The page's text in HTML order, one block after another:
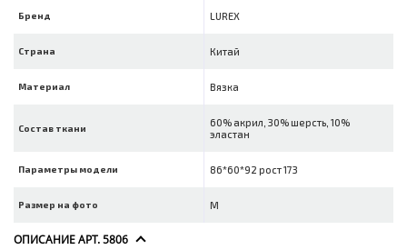
Бренд LUREX
Страна Китай
Материал Вязка
Состав ткани
60% акрил, 30% шерсть, 10%
эластан
Параметры модели 86*60*92 рост 173
Размер на фото M
ОПИСАНИЕ АРТ. 5806